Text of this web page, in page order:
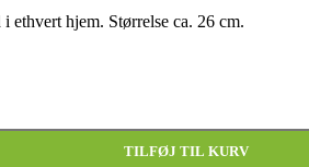
ethvert hjem. Størrelse ca. 26 cm.
TILFØJ TIL KURV